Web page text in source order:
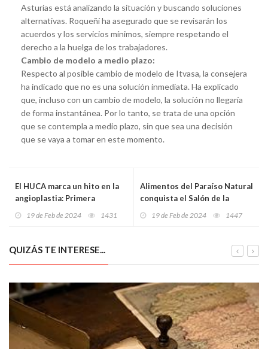
Asturias está analizando la situación y buscando soluciones
alternativas. Roqueñí ha asegurado que se revisarán los
acuerdos y los servicios mínimos, siempre respetando el
derecho a la huelga de los trabajadores.
Cambio de modelo a medio plazo:
Respecto al posible cambio de modelo de Itvasa, la consejera
ha indicado que no es una solución inmediata. Ha explicado
que, incluso con un cambio de modelo, la solución no llegaría
de forma instantánea. Por lo tanto, se trata de una opción
que se contempla a medio plazo, sin que sea una decisión
que se vaya a tomar en este momento.
El HUCA marca un hito en la
angioplastia: Primera
19 de Feb de 2024 1431
Alimentos del Paraíso Natural
conquista el Salón de la
19 de Feb de 2024 1447
QUIZÁS TE INTERESE...